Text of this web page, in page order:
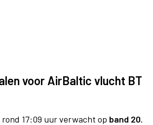
voor AirBaltic vlucht BT
rond 17:09 uur verwacht op band 20.